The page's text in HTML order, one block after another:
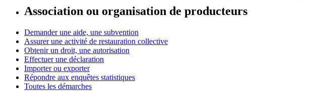
Association ou organisation de producteurs
Demander une aide, une subvention
Assurer une activité de restauration collective
Obtenir un droit, une autorisation
Effectuer une déclaration
Importer ou exporter
Répondre aux enquêtes statistiques
Toutes les démarches